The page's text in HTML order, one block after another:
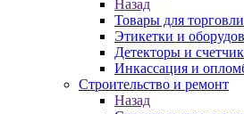
Назад
Товары для торговли
Этикетки и
Детекторы и
Инкассация и
Строительство и ремонт
Назад